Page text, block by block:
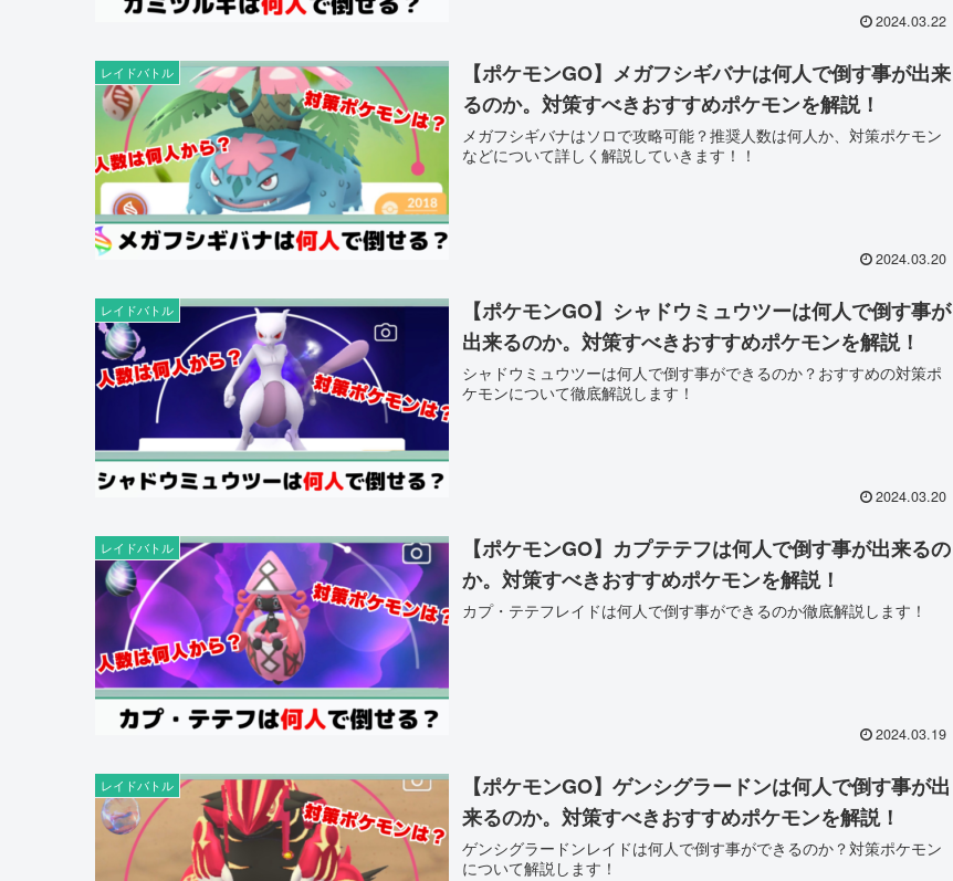
2024.03.22
レイドバトル
【ポケモンGO】メガフシギバナは何人で倒す事が出来
るのか。対策すべきおすすめポケモンを解説！
メガフシギバナはソロで攻略可能？推奨人数は何人か、対策ポケモン
などについて詳しく解説していきます！！
2024.03.20
レイドバトル
【ポケモンGO】シャドウミュウツーは何人で倒す事が
出来るのか。対策すべきおすすめポケモンを解説！
シャドウミュウツーは何人で倒す事ができるのか？おすすめの対策ポ
ケモンについて徹底解説します！
2024.03.20
レイドバトル
【ポケモンGO】カプテテフは何人で倒す事が出来るの
か。対策すべきおすすめポケモンを解説！
カプ・テテフレイドは何人で倒す事ができるのか徹底解説します！
2024.03.19
レイドバトル
【ポケモンGO】ゲンシグラードンは何人で倒す事が出
来るのか。対策すべきおすすめポケモンを解説！
ゲンシグラードンレイドは何人で倒す事ができるのか？対策ポケモン
について解説します！